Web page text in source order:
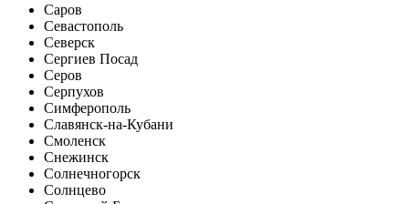
Саров
Севастополь
Северск
Сергиев Посад
Серов
Серпухов
Симферополь
Славянск-на-Кубани
Смоленск
Снежинск
Солнечногорск
Солнцево